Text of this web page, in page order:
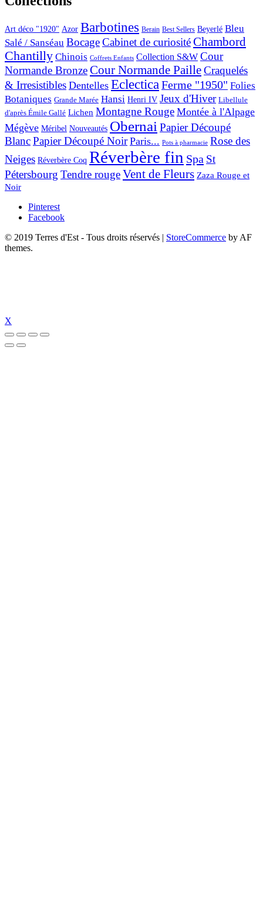
Art déco "1920" Azor Barbotines Berain Best Sellers Beyerlé Bleu
Salé / Sanséau BocageCabinet de curiositéChambord
Chantilly Chinois Coffrets Enfants Collection S&W Cour
Normande BronzeCour Normande PailleCraquelés
& Irresistibles Dentelles EclecticaFerme "1950" Folies
Botaniques Grande Marée Hansi Henri IV Jeux d'Hiver Libellule
d'après Émile Gallé Lichen Montagne Rouge Montée à l'Alpage
Mégève Méribel Nouveautés ObernaiPapier Découpé
BlancPapier Découpé Noir Paris... Pots à pharmacie Rose des
Neiges Réverbère Coq Réverbère fin Spa St
Pétersbourg Tendre rougeVent de Fleurs Zaza Rouge et
Noir
Pinterest
Facebook
© 2019 Terres d'Est - Tous droits réservés
StoreCommerce by AF
themes.
X